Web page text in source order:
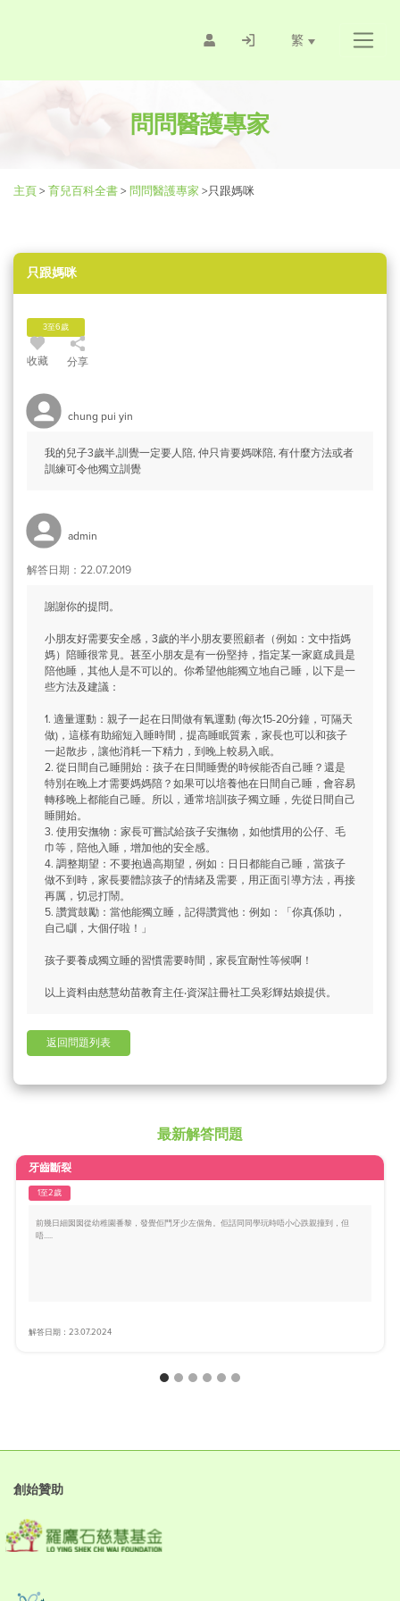
繁
問問醫護專家
主頁> 育兒百科全書> 問問醫護專家 >只跟媽咪
只跟媽咪
3至6歲
收藏 分享
chung pui yin
我的兒子3歲半,訓覺一定要人陪, 仲只肯要媽咪陪, 有什麼方法或者
訓練可令他獨立訓覺
admin
解答日期：22.07.2019
謝謝你的提問。
小朋友好需要安全感，3歲的半小朋友要照顧者（例如：文中指媽
媽）陪睡很常見。甚至小朋友是有一份堅持，指定某一家庭成員是
陪他睡，其他人是不可以的。你希望他能獨立地自己睡，以下是一
些方法及建議：
1. 適量運動：親子一起在日間做有氧運動 (每次15-20分鐘，可隔天
做)，這樣有助縮短入睡時間，提高睡眠質素，家長也可以和孩子
一起散步，讓他消耗一下精力，到晚上較易入眠。
2. 從日間自己睡開始：孩子在日間睡覺的時候能否自己睡？還是
特別在晚上才需要媽媽陪？如果可以培養他在日間自己睡，會容易
轉移晚上都能自己睡。所以，通常培訓孩子獨立睡，先從日間自己
睡開始。
3. 使用安撫物：家長可嘗試給孩子安撫物，如他慣用的公仔、毛
巾等，陪他入睡，增加他的安全感。
4. 調整期望：不要抱過高期望，例如：日日都能自己睡，當孩子
做不到時，家長要體諒孩子的情緒及需要，用正面引導方法，再接
再厲，切忌打鬧。
5. 讚賞鼓勵：當他能獨立睡，記得讚賞他：例如：「你真係叻，
自己瞓，大個仔啦！」
孩子要養成獨立睡的習慣需要時間，家長宜耐性等候啊！
以上資料由慈慧幼苗教育主任‧資深註冊社工吳彩輝姑娘提供。
返回問題列表
最新解答問題
牙齒斷裂
1至2歲
前幾日細囡囡從幼稚園番黎，發覺佢門牙少左個角。佢話同同學玩時唔小心跌親撞到，但
唔.....
解答日期：23.07.2024
創始贊助